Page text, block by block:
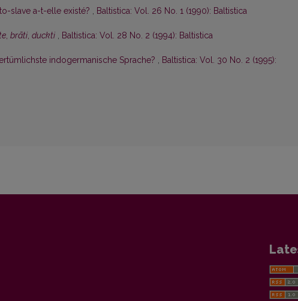
slave a-t-elle existé? , Baltistica: Vol. 26 No. 1 (1990): Baltistica
, brāti, duckti , Baltistica: Vol. 28 No. 2 (1994): Baltistica
indogermanische Sprache? , Baltistica: Vol. 30 No. 2 (1995):